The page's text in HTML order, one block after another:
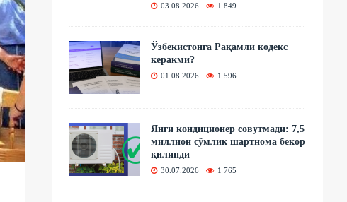
03.08.2026 1 849
Ўзбекистонга Рақамли кодекс
керакми?
01.08.2026 1 596
Янги кондиционер совутмади: 7,5
миллион сўмлик шартнома бекор
қилинди
30.07.2026 1 765